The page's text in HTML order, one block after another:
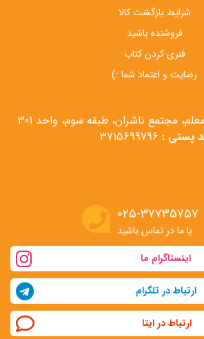
شرایط بازگشت کالا
فروشنده باشید
فنری کردن کتاب
رضایت و اعتماد شما :)
مجتمع ناشران، طبقه سوم، واحد 301
پستی :
۰۲۵-۳۷۷۳۵۷۵۷
با ما در تماس باشید
اینستاگرام ما
ارتباط در تلگرام
ارتباط در ایتا